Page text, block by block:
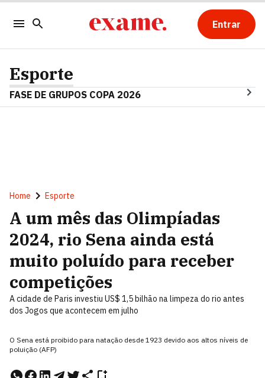
Entrar
Esporte
FASE DE GRUPOS COPA 2026
Home Esporte
A um mês das Olimpíadas
2024, rio Sena ainda está
muito poluído para receber
competições
A cidade de Paris investiu US$ 1,5 bilhão na limpeza do rio antes
dos Jogos que acontecem em julho
O Sena está proibido para natação desde 1923 devido aos altos níveis de
poluição (AFP)